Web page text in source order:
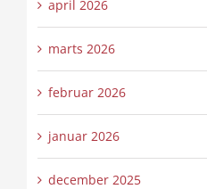
april 2026
marts 2026
februar 2026
januar 2026
december 2025